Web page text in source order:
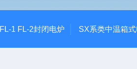
FL-1 FL-2封闭电炉 SX系类中温箱